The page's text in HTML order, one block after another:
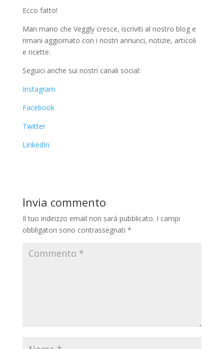
Ecco fatto!
Man mano che Veggly cresce, iscriviti al nostro blog e
rimani aggiornato con i nostri annunci, notizie, articoli
e ricette.
Seguici anche sui nostri canali social:
Instagram
Facebook
Twitter
LinkedIn
Invia commento
Il tuo indirizzo email non sarà pubblicato. I campi
obbligatori sono contrassegnati *